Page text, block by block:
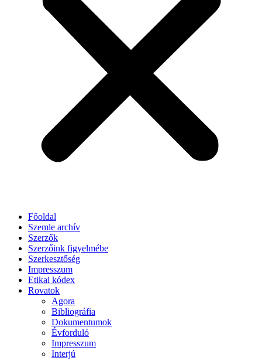
Főoldal
Szemle archív
Szerzők
Szerzőink figyelmébe
Szerkesztőség
Impresszum
Etikai kódex
Rovatok
Agora
Bibliográfia
Dokumentumok
Évforduló
Impresszum
Interjú